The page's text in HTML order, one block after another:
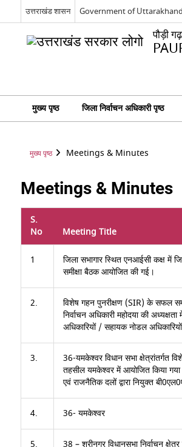
उत्तराखंड शासन Government of Uttarakhand
पौड़ी
मुख्य पृष्ठ जिला निर्वाचन अधिकारी पृष्ठ
मुख्य पृष्ठ Meetings & Minutes
Meetings & Minutes
S.
No
Meeting Title
1
जिला सभागार स्थित एनआईसी कक्ष में
समीक्षा बैठक आयोजित की गई।
2.
विशेष गहन पुनरीक्षण (SIR) के सफल
निर्वाचन अधिकारी महोदया की
अधिकारियों / सहायक नोडल
3.
36-यमकेश्वर विधान सभा क्षेत्रांतर्गत
तहसील यमकेश्वर में आयोजित किया
एवं राजनैतिक दलों द्वारा नियुक्त
4. 36- यमकेश्वर
5.
38 – श्रीनगर विधानसभा निर्वाचन